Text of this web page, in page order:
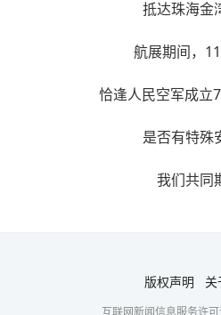
抵达珠海金
航展期间，
恰逢人民空军成立
是否有特殊
我们共同
版权声明 关